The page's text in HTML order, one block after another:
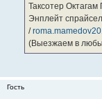
Таксотер
Энплейт
/
(Выезжаем в
Гость